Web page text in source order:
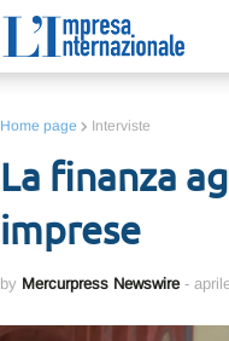
Home page Interviste
La finanza
imprese
by Mercurpress Newswire -